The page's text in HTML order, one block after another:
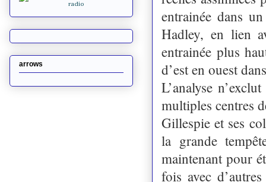
entrainée dans
Hadley, en lien
entrainée plus
d’est en ouest
L’analyse
multiples centres
Gillespie et ses
la grande
maintenant pour
fois avec
arrows